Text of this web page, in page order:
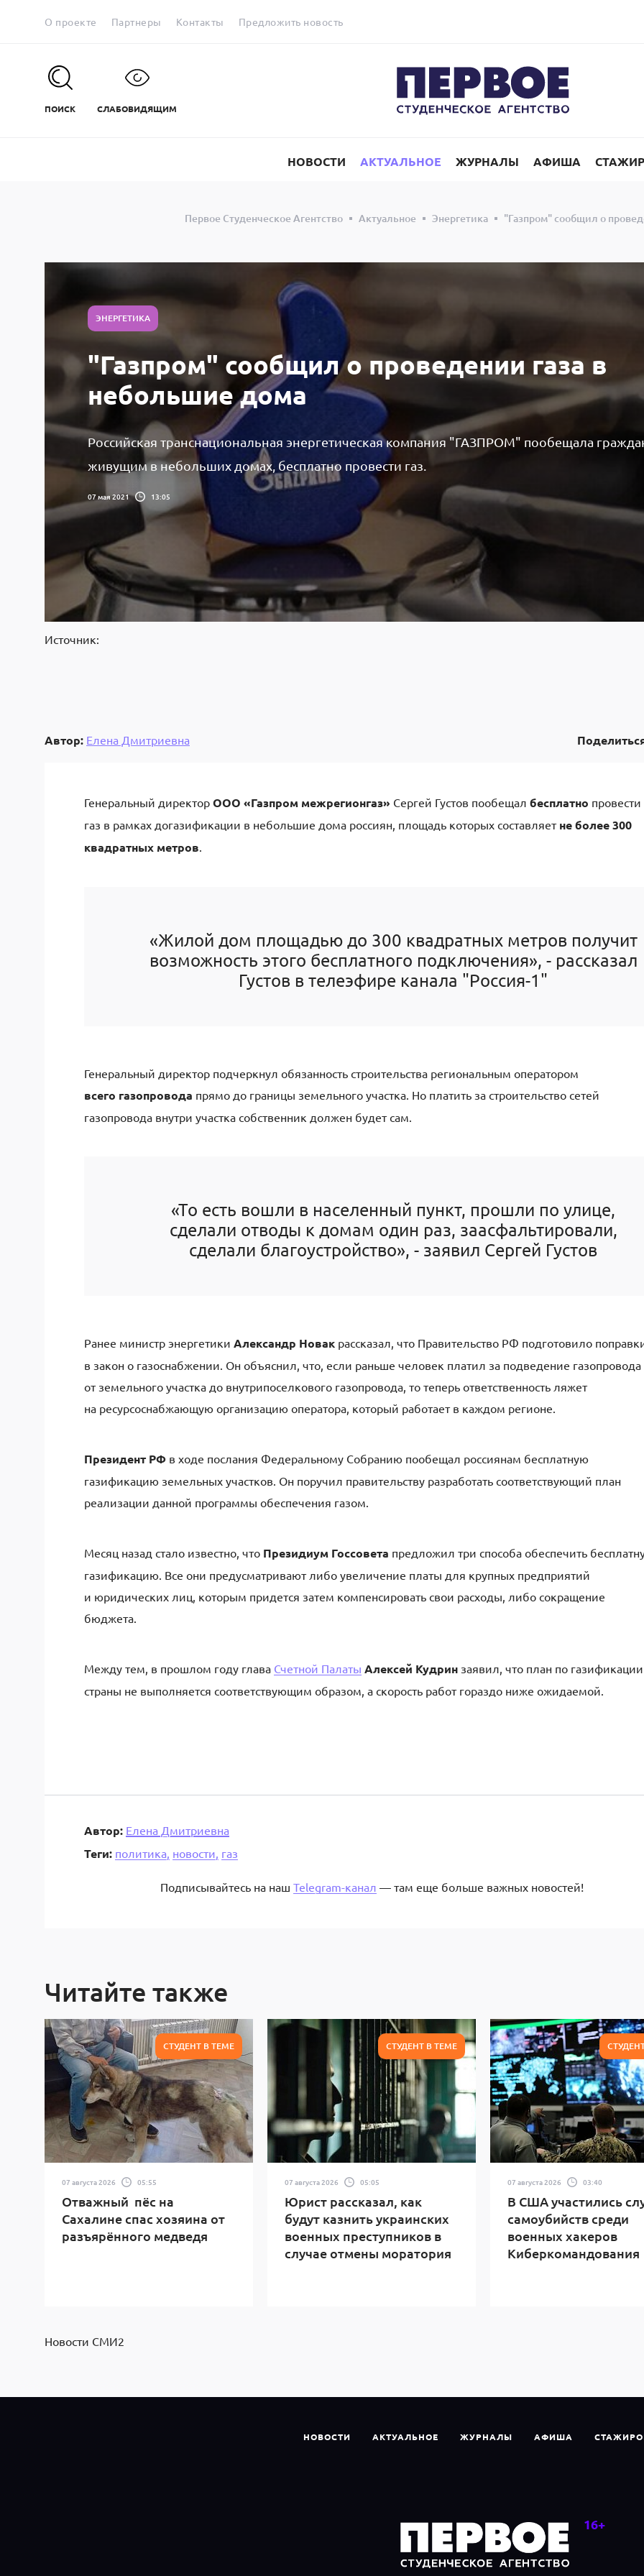
О проекте Партнеры Контакты Предложить новость
ПОИСК СЛАБОВИДЯЩИМ
НОВОСТИ АКТУАЛЬНОЕ ЖУРНАЛЫ АФИША
Первое Студенческое Агентство Актуальное Энергетика "Газпром" сообщил о
ЭНЕРГЕТИКА
"Газпром" сообщил о проведении газа в
небольшие дома
Российская транснациональная энергетическая компания "ГАЗПРОМ" пообещала
живущим в небольших домах, бесплатно провести газ.
07 мая 2021 13:05
Источник:
Автор: Елена Дмитриевна
Генеральный директор ООО «Газпром межрегионгаз» Сергей Густов пообещал бесплатно провести
газ в рамках догазификации в небольшие дома россиян, площадь которых составляет не более 300
квадратных метров.
«Жилой дом площадью до 300 квадратных метров получит
возможность этого бесплатного подключения», - рассказал
Густов в телеэфире канала "Россия-1"
Генеральный директор подчеркнул обязанность строительства региональным оператором
всего газопровода прямо до границы земельного участка. Но платить за строительство сетей
газопровода внутри участка собственник должен будет сам.
«То есть вошли в населенный пункт, прошли по улице,
сделали отводы к домам один раз, заасфальтировали,
сделали благоустройство», - заявил Сергей Густов
Ранее министр энергетики Александр Новак рассказал, что Правительство РФ подготовило
в закон о газоснабжении. Он объяснил, что, если раньше человек платил за подведение газопровода
от земельного участка до внутрипоселкового газопровода, то теперь ответственность ляжет
на ресурсоснабжающую организацию оператора, который работает в каждом регионе.
Президент РФ в ходе послания Федеральному Собранию пообещал россиянам бесплатную
газификацию земельных участков. Он поручил правительству разработать соответствующий план
реализации данной программы обеспечения газом.
Месяц назад стало известно, что Президиум Госсовета предложил три способа обеспечить
газификацию. Все они предусматривают либо увеличение платы для крупных предприятий
и юридических лиц, которым придется затем компенсировать свои расходы, либо сокращение
бюджета.
Между тем, в прошлом году глава Счетной Палаты Алексей Кудрин заявил, что план по газификации
страны не выполняется соответствующим образом, а скорость работ гораздо ниже ожидаемой.
Автор: Елена Дмитриевна
Теги: политика, новости, газ
Подписывайтесь на наш Telegram-канал — там еще больше важных новостей!
Читайте также
СТУДЕНТ В ТЕМЕ
07 августа 2026 05:55
Отважный пёс на
Сахалине спас хозяина от
разъярённого медведя
СТУДЕНТ В ТЕМЕ
07 августа 2026 05:05
Юрист рассказал, как
будут казнить украинских
военных преступников в
случае отмены моратория
07 августа 2026 03:40
В США участились
самоубийств среди
военных хакеров
Киберкомандования
Новости СМИ2
НОВОСТИ АКТУАЛЬНОЕ ЖУРНАЛЫ АФИША